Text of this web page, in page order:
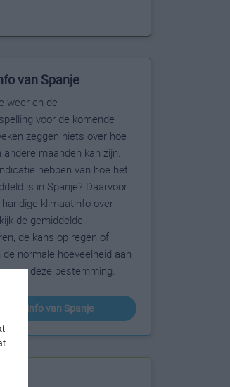
van Spanje
weer en de
voor de komende
zeggen niets over hoe
andere maanden kan zijn.
hebben van hoe het
is in Spanje? Daarvoor
klimaatinfo over
de gemiddelde
de kans op regen of
normale hoeveelheid aan
voor deze bestemming.
klimaatinfo van Spanje